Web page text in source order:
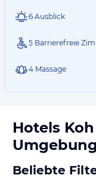
6 Ausblick
5 Barrierefreie
4 Massage
Hotels
Umgebung
Beliebte